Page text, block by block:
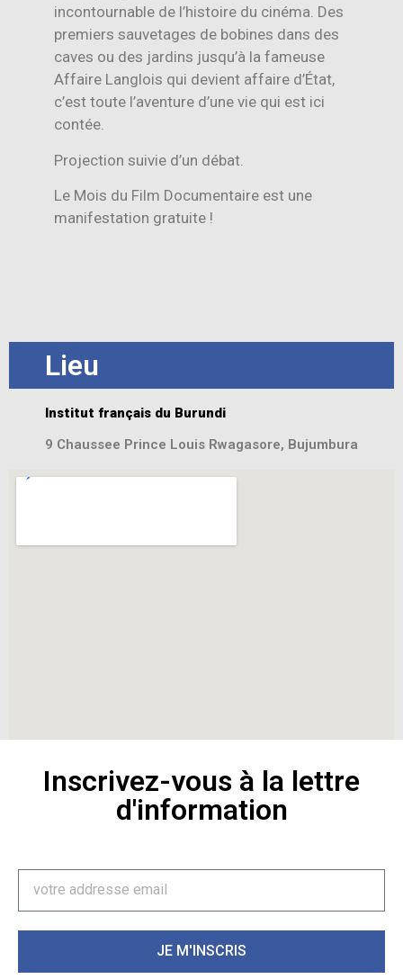
incontournable de l’histoire du cinéma. Des
premiers sauvetages de bobines dans des
caves ou des jardins jusqu’à la fameuse
Affaire Langlois qui devient affaire d’État,
c’est toute l’aventure d’une vie qui est ici
contée.
Projection suivie d’un débat.
Le Mois du Film Documentaire est une
manifestation gratuite !
Lieu
Institut français du Burundi
9 Chaussee Prince Louis Rwagasore, Bujumbura
Inscrivez-vous à la lettre
d'information
JE M'INSCRIS